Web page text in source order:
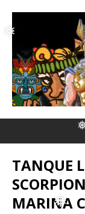
❅
❅
TANQUE
MARINA